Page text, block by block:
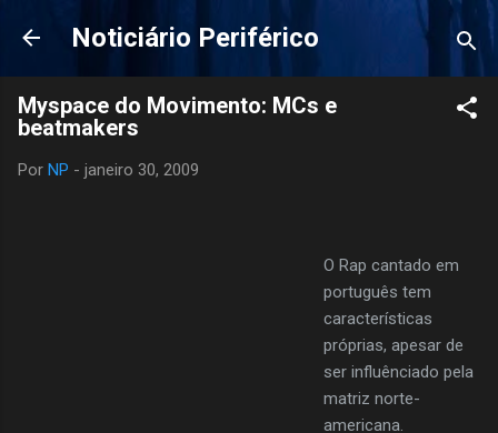
Pular para o conteúdo principal
Noticiário Periférico
Myspace do Movimento: MCs e
beatmakers
Por NP - janeiro 30, 2009
O Rap cantado em
português tem
características
próprias, apesar de
ser influênciado pela
matriz norte-
americana.